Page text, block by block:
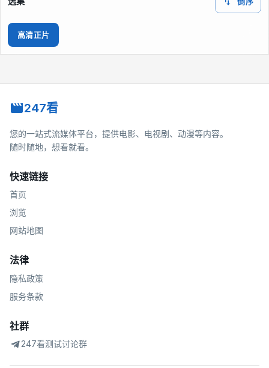
高清正片
247看
您的一站式流媒体平台，提供电影、电视剧、动漫等内容。
随时随地，想看就看。
快速链接
首页
浏览
网站地图
法律
隐私政策
服务条款
社群
247看测试讨论群